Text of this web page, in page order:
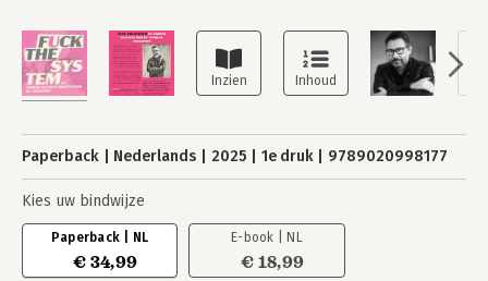
Paperback Nederlands 2025 1e druk 9789020998177
Kies uw bindwijze
Paperback | NL
€ 34,99
E-book | NL
€ 18,99